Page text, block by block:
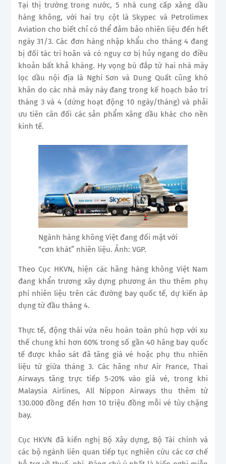
Tại thị trường trong nước, 5 nhà cung cấp xăng dầu
hàng không, với hai trụ cột là Skypec và Petrolimex
Aviation cho biết chỉ có thể đảm bảo nhiên liệu đến hết
ngày 31/3. Các đơn hàng nhập khẩu cho tháng 4 đang
bị đối tác trì hoãn và có nguy cơ bị hủy ngang do điều
khoản bất khả kháng. Hy vọng bù đắp từ hai nhà máy
lọc dầu nội địa là Nghi Sơn và Dung Quất cũng khó
khăn do các nhà máy này đang trong kế hoạch bảo trì
tháng 3 và 4 (dừng hoạt động 10 ngày/tháng) và phải
ưu tiên cân đối các sản phẩm xăng dầu khác cho nền
kinh tế.
Ngành hàng không Việt đang đối mặt với
“cơn khát” nhiên liệu. Ảnh: VGP.
Theo Cục HKVN, hiện các hãng hàng không Việt Nam
đang khẩn trương xây dựng phương án thu thêm phụ
phí nhiên liệu trên các đường bay quốc tế, dự kiến áp
dụng từ đầu tháng 4.
Thực tế, động thái vừa nêu hoàn toàn phù hợp với xu
thế chung khi hơn 60% trong số gần 40 hãng bay quốc
tế được khảo sát đã tăng giá vé hoặc phụ thu nhiên
liệu từ giữa tháng 3. Các hãng như Air France, Thai
Airways tăng trực tiếp 5-20% vào giá vé, trong khi
Malaysia Airlines, All Nippon Airways thu thêm từ
130.000 đồng đến hơn 10 triệu đồng mỗi vé tùy chặng
bay.
Cục HKVN đã kiến nghị Bộ Xây dựng, Bộ Tài chính và
các bộ ngành liên quan tiếp tục nghiên cứu các cơ chế